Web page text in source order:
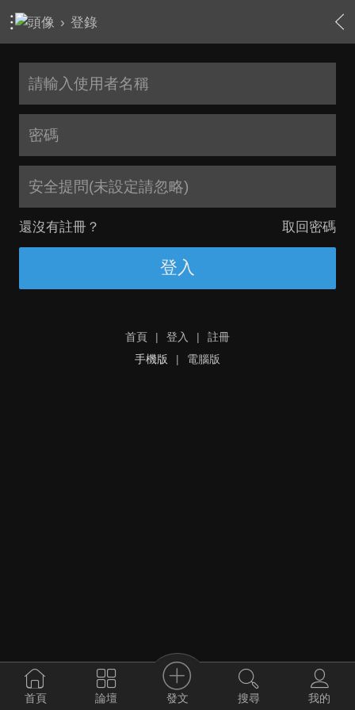
› 登錄
安全提問(未設定請忽略)
還沒有註冊？ 取回密碼
登入
首頁 | 登入 |
註冊
手機版
| 電腦版
首頁 論壇 發文 搜尋 我的